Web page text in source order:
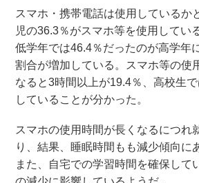
スマホ・携帯電話は使用しているか
児の36.3％がスマホ等を使用してい
低学年では46.4％だったのが高学年
割合が増加している。スマホ等の使
なると3時間以上が19.4％、高校生
していることが分かった。
スマホの使用時間が長くなるにつれ
り、結果、睡眠時間もも減少傾向に
また、自宅での学習時間を確保して